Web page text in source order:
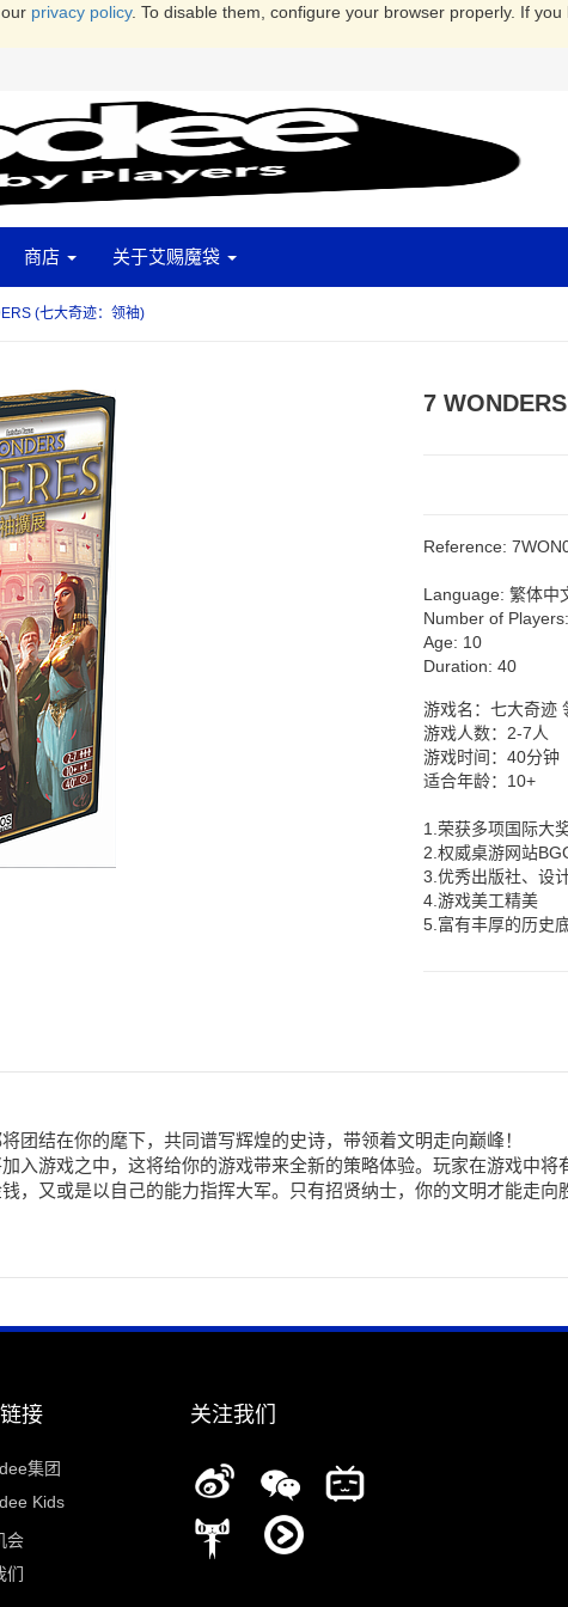
privacy policy. To disable them, configure your browser properly. If you
商店 关于艾赐魔袋
(七大奇迹：领袖)
7
Reference:
Language: 繁体中
Number of Players:
Age: 10
Duration: 40
游戏名：七大奇迹
游戏人数：2-7人
游戏时间：40分钟
适合年龄：10+
1.荣获多项国际大
2.权威桌游网站
3.优秀出版社、设
4.游戏美工精美
5.富有丰厚的历史
团结在你的麾下，共同谱写辉煌的史诗，带领着文明走向巅峰！
入游戏之中，这将给你的游戏带来全新的策略体验。玩家在游戏中
，又或是以自己的能力指挥大军。只有招贤纳士，你的文明才能走
接
集团
Kids
会
们
关注我们